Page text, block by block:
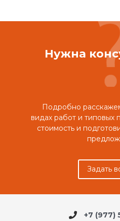
Нужна
Подробно
видах работ и типовых
стоимость и
Задать
+7 (977)